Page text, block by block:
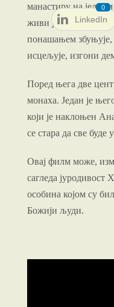
LinkedIn
0
манастируна
живи један необичан
понашањем збуњује,
исцељује, изгони
Поред њега две
монаха. Један је
који је наклоњен
се стара да свебуде
Овај филм може,
сагледа јуродивост
особина којом су
Божији људи.